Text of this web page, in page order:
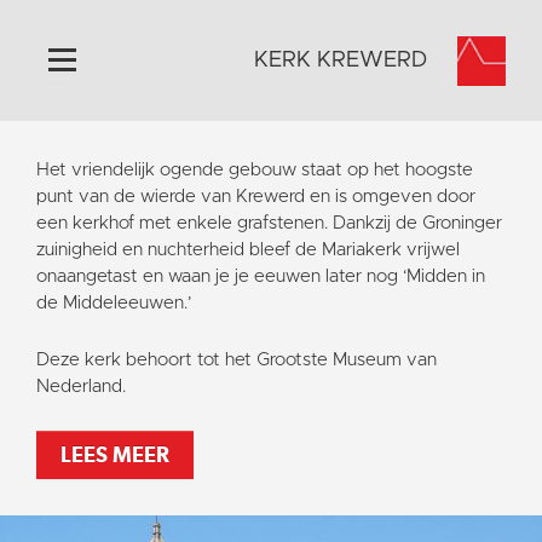
Home
Algemeen
Historie
Omgeving
Het Grootste Museum
Activiteiten
Steun ons
Contact
Vaktaal
KERK KREWERD
Het vriendelijk ogende gebouw staat op het hoogste
punt van de wierde van Krewerd en is omgeven door
een kerkhof met enkele grafstenen. Dankzij de Groninger
zuinigheid en nuchterheid bleef de Mariakerk vrijwel
onaangetast en waan je je eeuwen later nog ‘Midden in
de Middeleeuwen.’
Deze kerk behoort tot het Grootste Museum van
Nederland.
LEES MEER